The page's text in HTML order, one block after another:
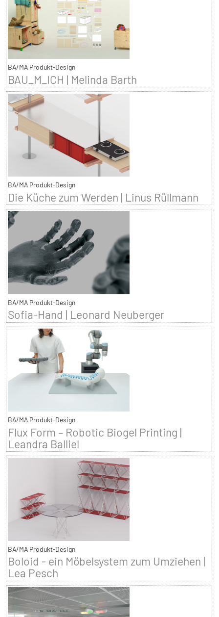
BA/MA Produkt-Design
BAU_M_ICH | Melinda Barth
BA/MA Produkt-Design
Die Küche zum Werden | Linus Rüllmann
BA/MA Produkt-Design
Sofia-Hand | Leonard Neuberger
BA/MA Produkt-Design
Flux Form – Robotic Biogel Printing |
Leandra Balliel
BA/MA Produkt-Design
Boloid - ein Möbelsystem zum Umziehen |
Lea Pesch